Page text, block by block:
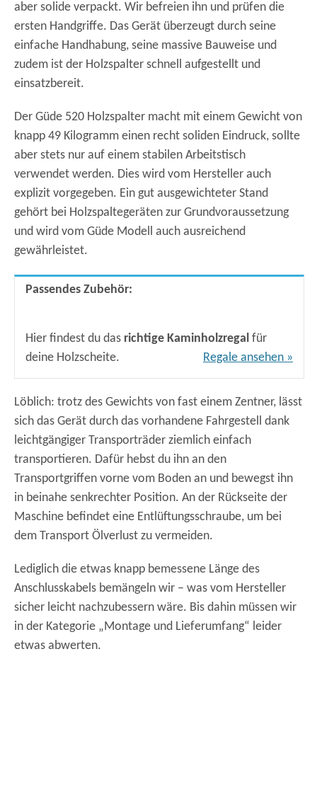
aber solide verpackt. Wir befreien ihn und prüfen die
ersten Handgriffe. Das Gerät überzeugt durch seine
einfache Handhabung, seine massive Bauweise und
zudem ist der Holzspalter schnell aufgestellt und
einsatzbereit.
Der Güde 520 Holzspalter macht mit einem Gewicht von
knapp 49 Kilogramm einen recht soliden Eindruck, sollte
aber stets nur auf einem stabilen Arbeitstisch
verwendet werden. Dies wird vom Hersteller auch
explizit vorgegeben. Ein gut ausgewichteter Stand
gehört bei Holzspaltegeräten zur Grundvoraussetzung
und wird vom Güde Modell auch ausreichend
gewährleistet.
Hier findest du das richtige Kaminholzregal für
deine Holzscheite.
Regale ansehen »
Löblich: trotz des Gewichts von fast einem Zentner, lässt
sich das Gerät durch das vorhandene Fahrgestell dank
leichtgängiger Transporträder ziemlich einfach
transportieren. Dafür hebst du ihn an den
Transportgriffen vorne vom Boden an und bewegst ihn
in beinahe senkrechter Position. An der Rückseite der
Maschine befindet eine Entlüftungsschraube, um bei
dem Transport Ölverlust zu vermeiden.
Lediglich die etwas knapp bemessene Länge des
Anschlusskabels bemängeln wir – was vom Hersteller
sicher leicht nachzubessern wäre. Bis dahin müssen wir
in der Kategorie „Montage und Lieferumfang“ leider
etwas abwerten.